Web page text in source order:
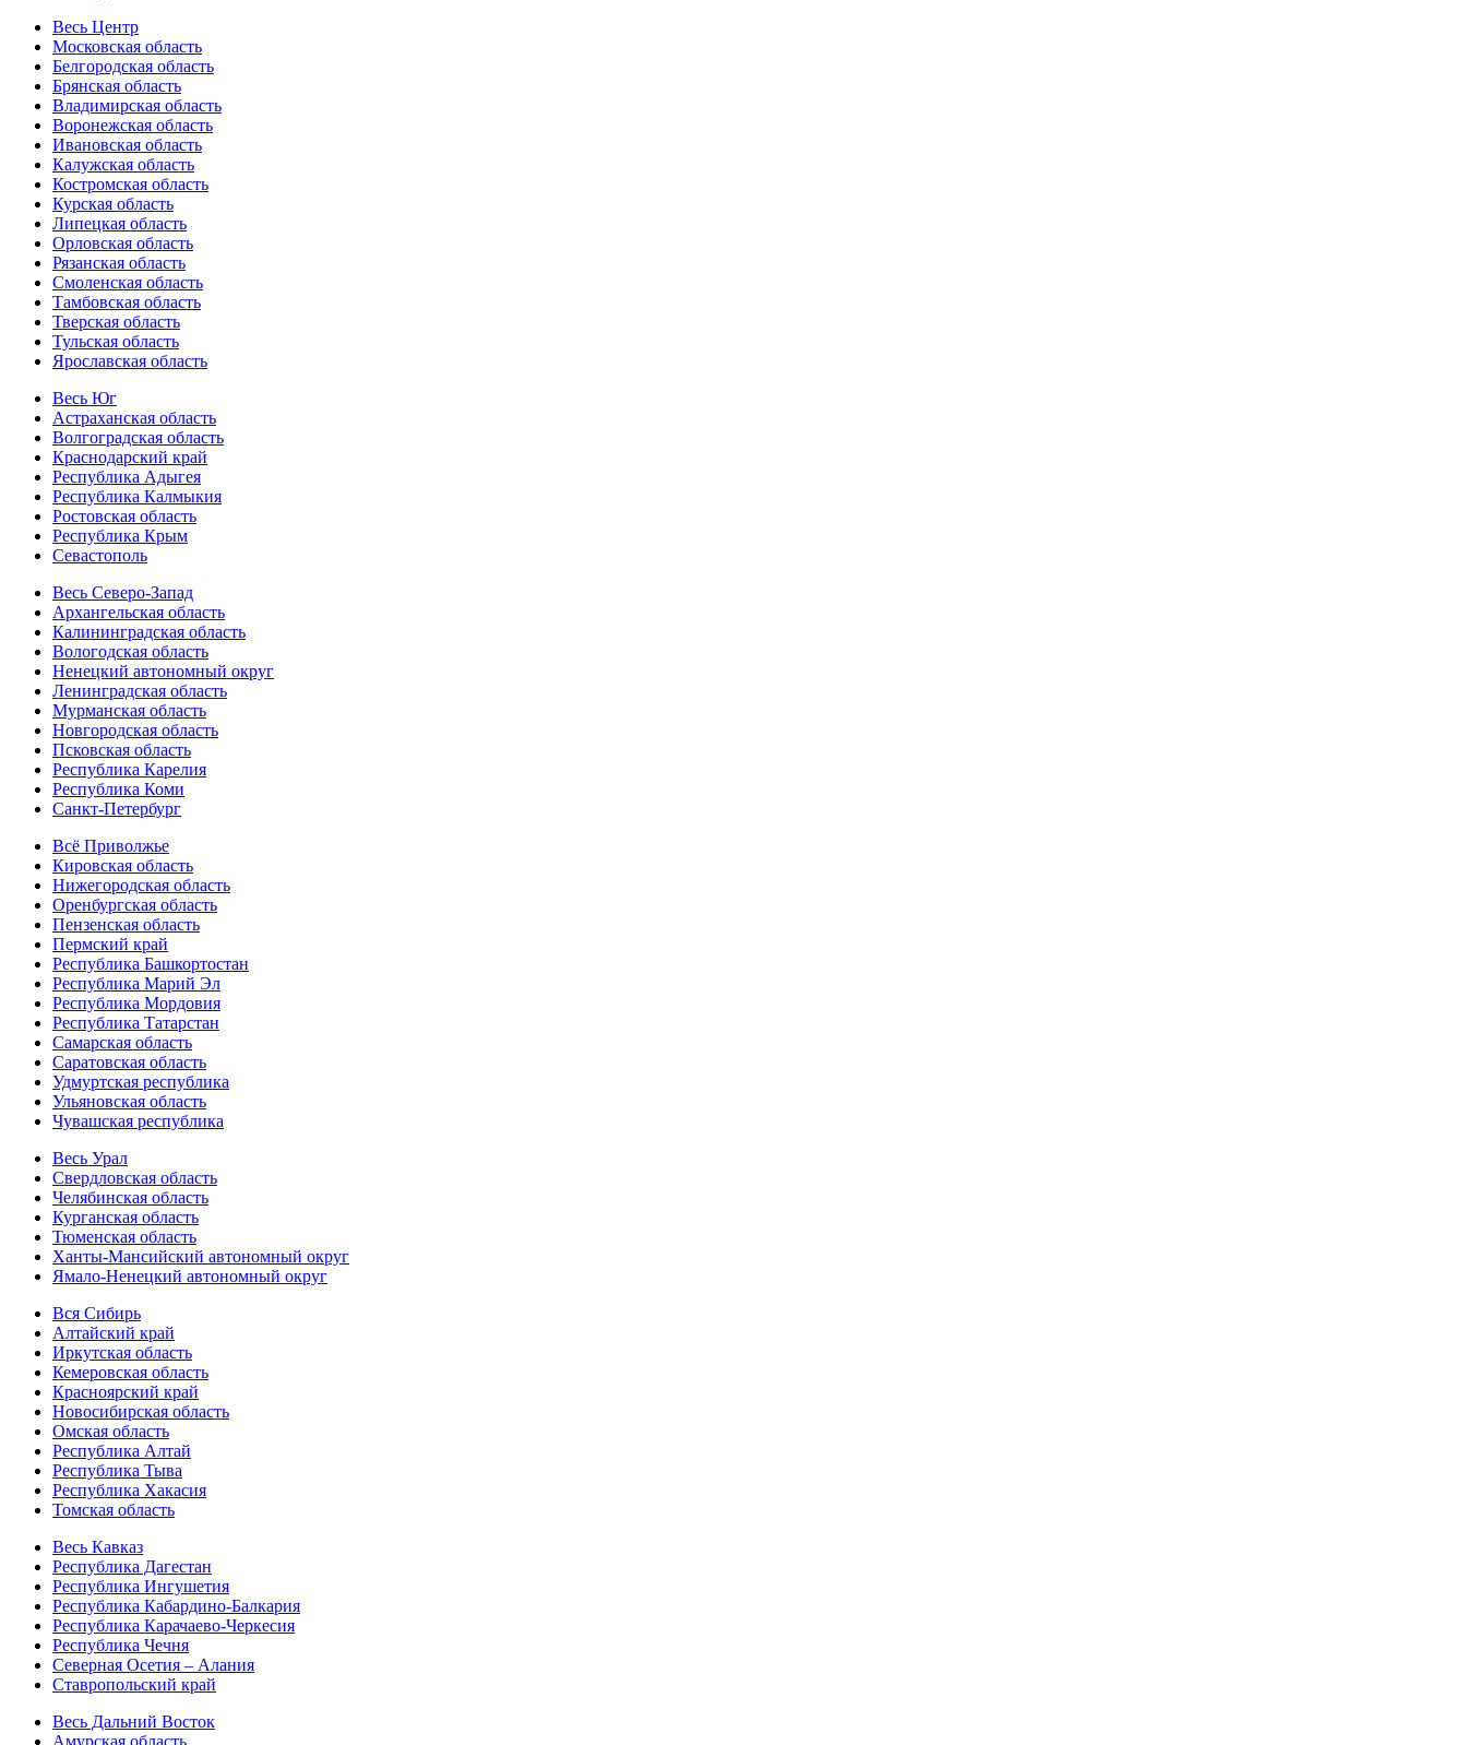
Весь Центр
Московская область
Белгородская область
Брянская область
Владимирская область
Воронежская область
Ивановская область
Калужская область
Костромская область
Курская область
Липецкая область
Орловская область
Рязанская область
Смоленская область
Тамбовская область
Тверская область
Тульская область
Ярославская область
Весь Юг
Астраханская область
Волгоградская область
Краснодарский край
Республика Адыгея
Республика Калмыкия
Ростовская область
Республика Крым
Севастополь
Весь Северо-Запад
Архангельская область
Калининградская область
Вологодская область
Ненецкий автономный округ
Ленинградская область
Мурманская область
Новгородская область
Псковская область
Республика Карелия
Республика Коми
Санкт-Петербург
Всё Приволжье
Кировская область
Нижегородская область
Оренбургская область
Пензенская область
Пермский край
Республика Башкортостан
Республика Марий Эл
Республика Мордовия
Республика Татарстан
Самарская область
Саратовская область
Удмуртская республика
Ульяновская область
Чувашская республика
Весь Урал
Свердловская область
Челябинская область
Курганская область
Тюменская область
Ханты-Мансийский автономный округ
Ямало-Ненецкий автономный округ
Вся Сибирь
Алтайский край
Иркутская область
Кемеровская область
Красноярский край
Новосибирская область
Омская область
Республика Алтай
Республика Тыва
Республика Хакасия
Томская область
Весь Кавказ
Республика Дагестан
Республика Ингушетия
Республика Кабардино-Балкария
Республика Карачаево-Черкесия
Республика Чечня
Северная Осетия – Алания
Ставропольский край
Весь Дальний Восток
Амурская область